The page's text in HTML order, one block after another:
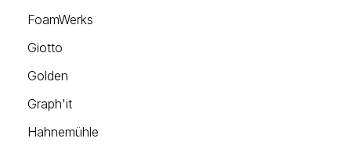
FoamWerks
Giotto
Golden
Graph'it
Hahnemühle